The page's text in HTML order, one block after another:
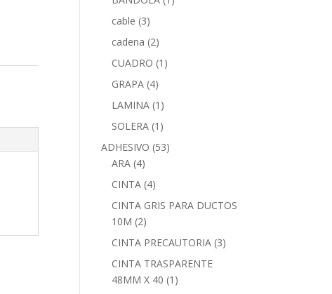
cable (3)
cadena (2)
CUADRO (1)
GRAPA (4)
LAMINA (1)
SOLERA (1)
ADHESIVO (53)
ARA (4)
CINTA (4)
CINTA GRIS PARA DUCTOS
10M (2)
CINTA PRECAUTORIA (3)
CINTA TRASPARENTE
48MM X 40 (1)